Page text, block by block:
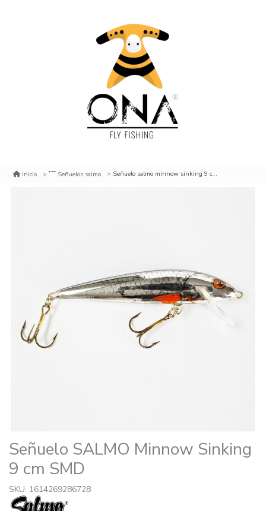
Inicio Señuelos salmo Señuelo salmo minnow sinking 9 cm smd
Señuelo SALMO Minnow Sinking
9 cm SMD
SKU: 1614269286728